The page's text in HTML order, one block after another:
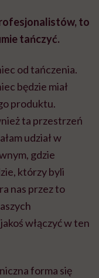
to
tańczyć.
od tańczenia.
będzie miał
produktu.
ta przestrzeń
udział w
, gdzie
którzy byli
nas przez to
włączyć w ten
forma się